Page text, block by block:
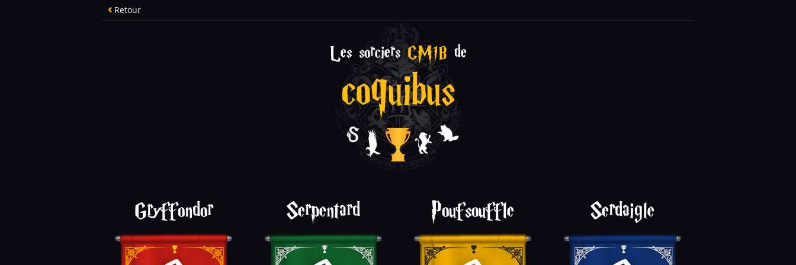
Retour
Les sorciersCM1B de
coquibus
Gryffondor Serpentard Poufsouffle Serdaigle